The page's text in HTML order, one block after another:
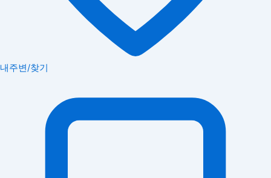
내주변/찾기